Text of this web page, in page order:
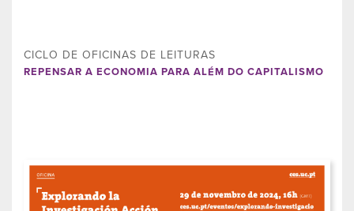
CICLO DE OFICINAS DE LEITURAS
REPENSAR A ECONOMIA PARA ALÉM DO CAPITALISMO